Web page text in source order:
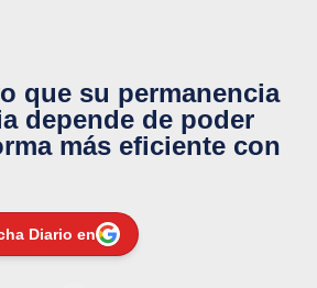
que su permanencia
depende de poder
más eficiente con
Diario en